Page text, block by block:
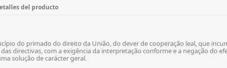
del producto
do primado do direito da União, do dever de cooperação leal, que
directivas, com a exigência da interpretação conforme e a negação do
solução de carácter geral.